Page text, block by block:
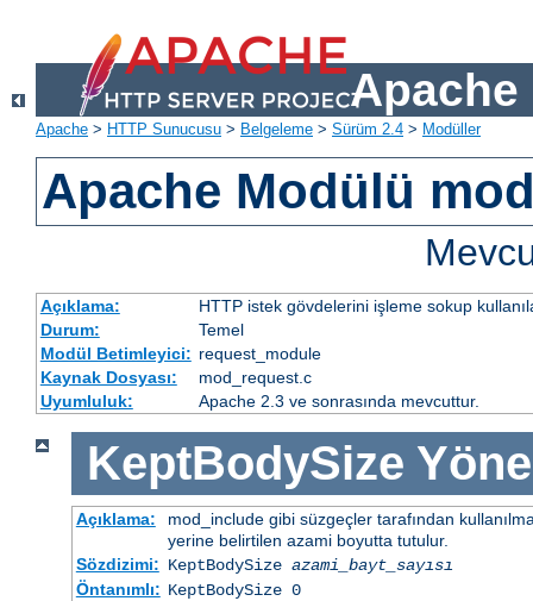
Apache
Apache > HTTP Sunucusu > Belgeleme > Sürüm 2.4 > Modüller
Apache Modülü
Açıklama:
HTTP istek gövdelerini işleme sokup
Durum:
Temel
Modül Betimleyici: request_module
Kaynak Dosyası:
mod_request.c
Uyumluluk:
Apache 2.3 ve sonrasında mevcuttur.
KeptBodySize
Açıklama:
mod_include gibi süzgeçler tarafından
yerine belirtilen azami boyutta tutulur.
Sözdizimi: KeptBodySize azami_bayt_sayısı
Öntanımlı: KeptBodySize 0